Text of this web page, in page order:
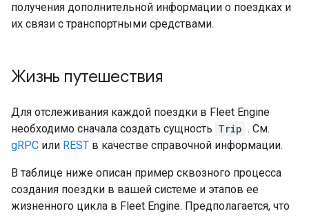
получения дополнительной информации о поездках и
их связи с транспортными средствами.
Жизнь путешествия
Для отслеживания каждой поездки в Fleet Engine
необходимо сначала создать сущность Trip . См.
gRPC или REST в качестве справочной информации.
В таблице ниже описан пример сквозного процесса
создания поездки в вашей системе и этапов ее
жизненного цикла в Fleet Engine. Предполагается, что